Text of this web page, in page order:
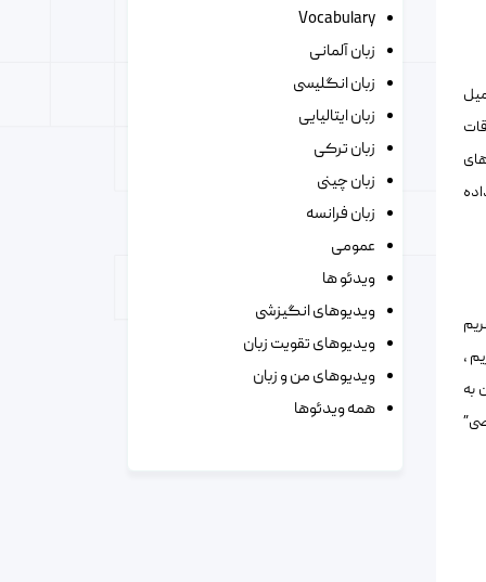
،
به
“حریم خصوصی”
Vocabulary
زبان آلمانی
زبان انگلیسی
زبان ایتالیایی
زبان ترکی
زبان چینی
زبان فرانسه
عمومی
ویدئو ها
ویدیوهای انگیزشی
ویدیوهای تقویت زبان
ویدیوهای من و زبان
همه ویدئوها